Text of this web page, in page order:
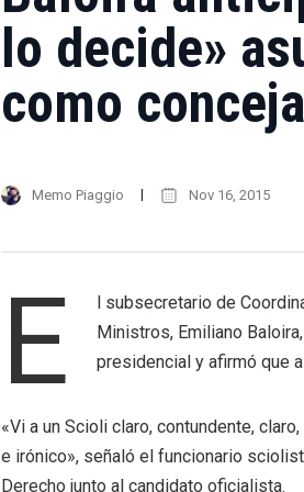
lo decide»
como
Memo Piaggio Nov 16, 2015
E
l subsecretario de
Ministros, Emiliano
presidencial y afirmó que
«Vi a un Scioli claro, contundente,
e irónico», señaló el funcionario
Derecho junto al candidato oficialista.